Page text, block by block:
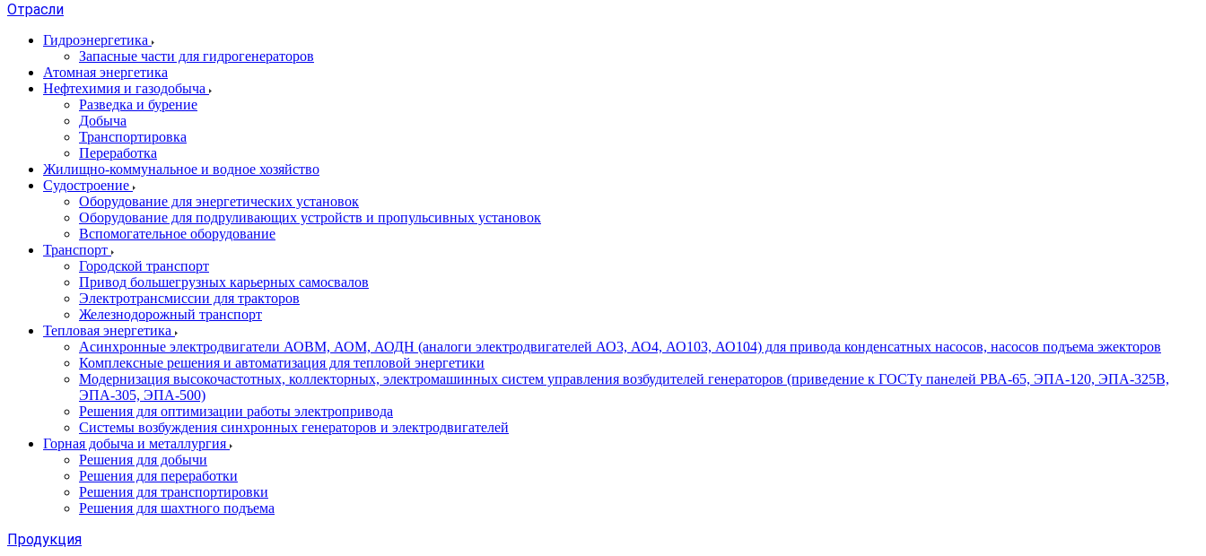
Отрасли
Гидроэнергетика
Запасные части для гидрогенераторов
Атомная энергетика
Нефтехимия и газодобыча
Разведка и бурение
Добыча
Транспортировка
Переработка
Жилищно-коммунальное и водное хозяйство
Судостроение
Оборудование для энергетических установок
Оборудование для подруливающих устройств и пропульсивных установок
Вспомогательное оборудование
Транспорт
Городской транспорт
Привод большегрузных карьерных самосвалов
Электротрансмиссии для тракторов
Железнодорожный транспорт
Тепловая энергетика
Асинхронные электродвигатели АОВМ, АОМ, АОДН (аналоги электродвигателей АО3, АО4, АО103, АО104) для привода конденсатных насосов, насосов подъема эжекторов
Комплексные решения и автоматизация для тепловой энергетики
Модернизация высокочастотных, коллекторных, электромашинных систем управления возбудителей генераторов (приведение к ГОСТу панелей РВА-65, ЭПА-120, ЭПА-325В,
ЭПА-305, ЭПА-500)
Решения для оптимизации работы электропривода
Системы возбуждения синхронных генераторов и электродвигателей
Горная добыча и металлургия
Решения для добычи
Решения для переработки
Решения для транспортировки
Решения для шахтного подъема
Продукция